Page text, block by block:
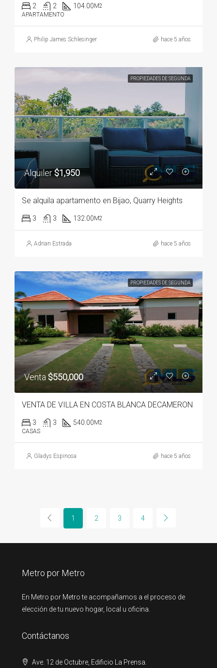
2 2 104.00M2
APARTAMENTO
Philip James Schlesinger hace 5 años
PROPIEDADES DE SEGUNDA
Alquiler $1,950
Se alquila apartamento en Bijao, Quarry Heights
3 3 132.00M2
Adrian Estrada hace 5 años
PROPIEDADES DE SEGUNDA
Venta $550,000
VENTA DE VILLA EN COSTA BLANCA DECAMERON
3 3 540.00M2
CASAS
Gladys Espinosa hace 5 años
1 2 3 4
Metro por Metro
En Metro por Metro te acompañamos a el proceso de
elección de tu nuevo hogar, local u oficina.
Contáctanos
Ave. 12 de Octubre, Edificio La Prensa.